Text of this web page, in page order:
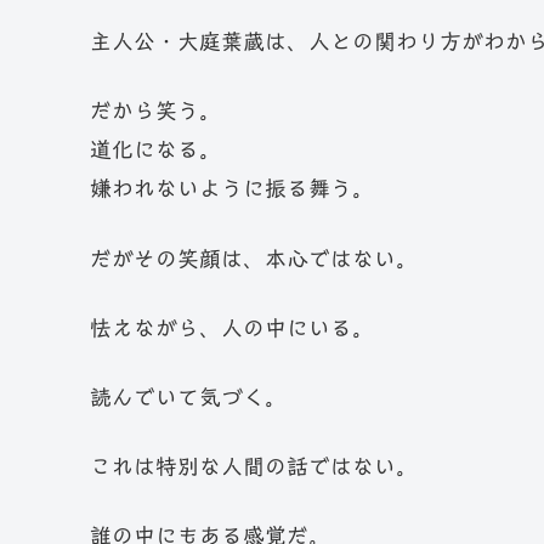
主人公・大庭葉蔵は、人との関わり方がわか
だから笑う。
道化になる。
嫌われないように振る舞う。
だがその笑顔は、本心ではない。
怯えながら、人の中にいる。
読んでいて気づく。
これは特別な人間の話ではない。
誰の中にもある感覚だ。